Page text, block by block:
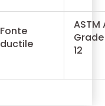
Fonte
ductile
ASTM
12